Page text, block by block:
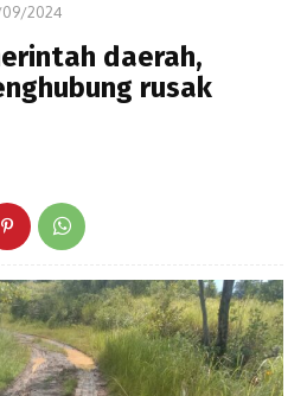
09/2024
daerah,
rusak